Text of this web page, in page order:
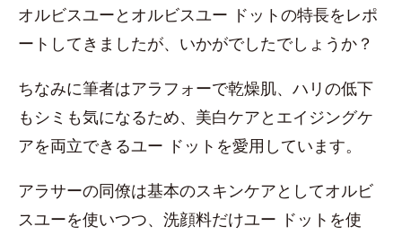
オルビスユーとオルビスユー ドットの特長をレポ
ートしてきましたが、いかがでしたでしょうか？
ちなみに筆者はアラフォーで乾燥肌、ハリの低下
もシミも気になるため、美白ケアとエイジングケ
アを両立できるユー ドットを愛用しています。
アラサーの同僚は基本のスキンケアとしてオルビ
スユーを使いつつ、洗顔料だけユー ドットを使